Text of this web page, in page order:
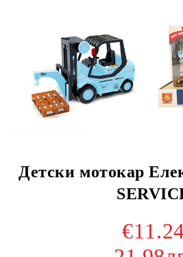
Детски мотокар